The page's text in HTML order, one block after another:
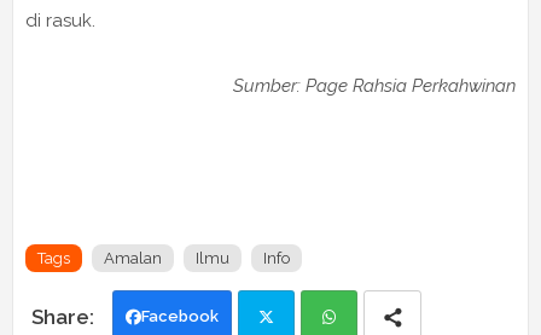
di rasuk.
Sumber: Page Rahsia Perkahwinan
Tags Amalan Ilmu Info
Facebook